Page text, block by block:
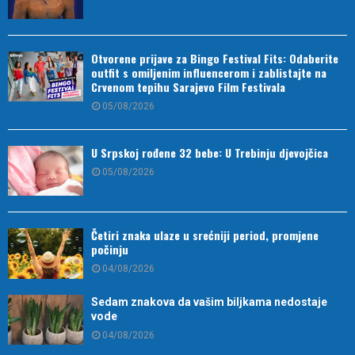
Otvorene prijave za Bingo Festival Fits: Odaberite
outfit s omiljenim influencerom i zablistajte na
Crvenom tepihu Sarajevo Film Festivala
05/08/2026
U Srpskoj rođene 32 bebe: U Trebinju djevojčica
05/08/2026
Četiri znaka ulaze u srećniji period, promjene
počinju
04/08/2026
Sedam znakova da vašim biljkama nedostaje
vode
04/08/2026